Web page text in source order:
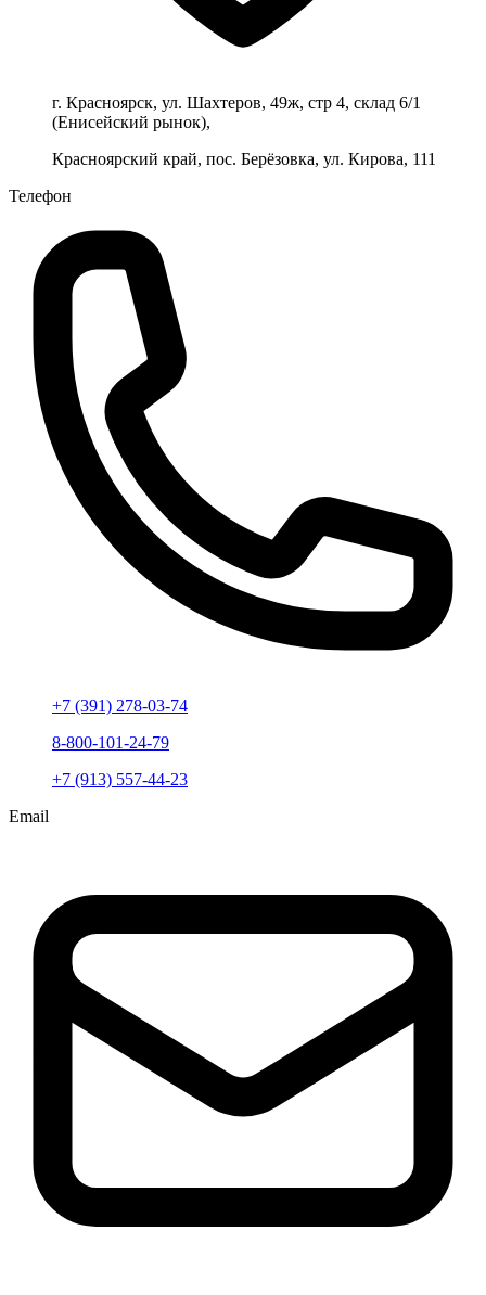
г. Красноярск, ул. Шахтеров, 49ж, стр 4, склад 6/1
(Енисейский рынок),
Красноярский край, пос. Берёзовка, ул. Кирова, 111
Телефон
+7 (391) 278-03-74
8-800-101-24-79
+7 (913) 557-44-23
Email